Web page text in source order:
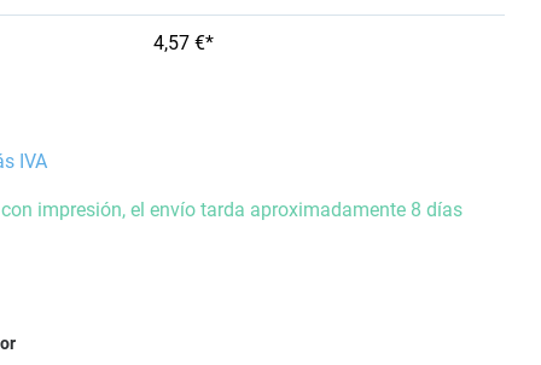
4,57 €*
IVA
impresión, el envío tarda aproximadamente 8 días